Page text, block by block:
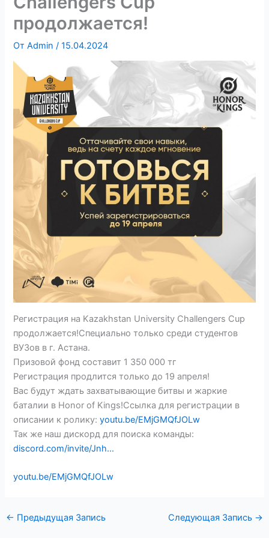
продолжается!
ОтAdmin/15.04.2024
Регистрация на Kazakhstan University Challengers Cup
продолжается!Специально только среди студентов
ВУЗов в г. Астана.
Призовой фонд составит 1 350 000 тг
Регистрация продлится только до 19 апреля!
Вас будут ждать захватывающие битвы и жаркие
баталии в Honor of Kings!Ссылка для регистрации в
описании к ролику:youtu.be/EMjGMQfJOLw
Так же наш дискорд для поиска команды:
discord.com/invite/Jnh…
youtu.be/EMjGMQfJOLw
← Предыдущая Запись Следующая Запись →